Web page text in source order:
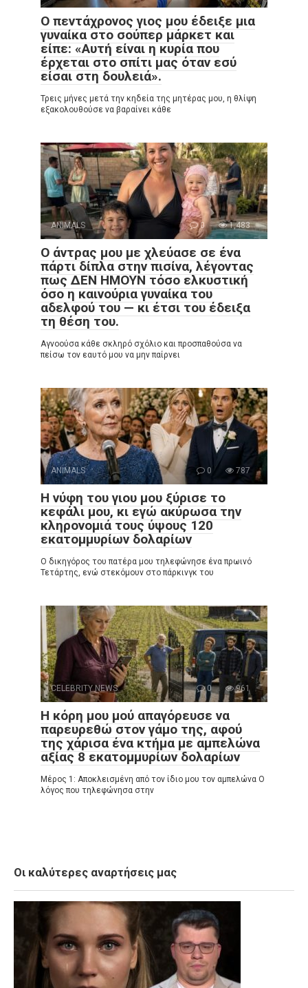
Ο πεντάχρονος γιος μου έδειξε μια
γυναίκα στο σούπερ μάρκετ και
είπε: «Αυτή είναι η κυρία που
έρχεται στο σπίτι μας όταν εσύ
είσαι στη δουλειά».
Τρεις μήνες μετά την κηδεία της μητέρας μου, η θλίψη
εξακολουθούσε να βαραίνει κάθε
ANIMALS 0 1,483
Ο άντρας μου με χλεύασε σε ένα
πάρτι δίπλα στην πισίνα, λέγοντας
πως ΔΕΝ ΗΜΟΥΝ τόσο ελκυστική
όσο η καινούρια γυναίκα του
αδελφού του — κι έτσι του έδειξα
τη θέση του.
Αγνοούσα κάθε σκληρό σχόλιο και προσπαθούσα να
πείσω τον εαυτό μου να μην παίρνει
ANIMALS 0 787
Η νύφη του γιου μου ξύρισε το
κεφάλι μου, κι εγώ ακύρωσα την
κληρονομιά τους ύψους 120
εκατομμυρίων δολαρίων
Ο δικηγόρος του πατέρα μου τηλεφώνησε ένα πρωινό
Τετάρτης, ενώ στεκόμουν στο πάρκινγκ του
CELEBRITY NEWS 0 961
Η κόρη μου μού απαγόρευσε να
παρευρεθώ στον γάμο της, αφού
της χάρισα ένα κτήμα με αμπελώνα
αξίας 8 εκατομμυρίων δολαρίων
Μέρος 1: Αποκλεισμένη από τον ίδιο μου τον αμπελώνα Ο
λόγος που τηλεφώνησα στην
Οι καλύτερες αναρτήσεις μας